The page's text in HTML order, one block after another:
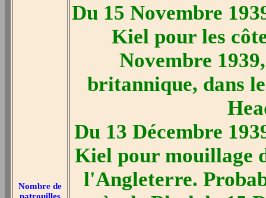
Nombre de
Du 15 Novembre
Kiel pour les
Novembre
britannique, dans
Du 13 Décembre
Kiel pour mouillage
l'Angleterre.